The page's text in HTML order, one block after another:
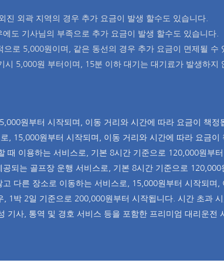
진 외곽 지역의 경우 추가 요금이 발생 할수도 있습니다.
도 기사님의 부족으로 추가 요금이 발생 할수도 있습니다.
로 5,000원이며, 같은 동선의 경우 추가 요금이 면제될 수
5,000원 부터이며, 15분 이하 대기는 대기료가 발생하지
원부터 시작되며, 이동 거리와 시간에 따라 요금이 책정
, 15,000원부터 시작되며, 이동 거리와 시간에 따라 요금이
때 이용하는 서비스로, 기본 8시간 기준으로 120,000원부터
되는 골프장 운행 서비스로, 기본 8시간 기준으로
다른 장소로 이동하는 서비스로, 15,000원부터 시작되며,
1박 2일 기준으로 200,000원부터 시작됩니다. 시간 초과
기사, 통역 및 경호 서비스 등을 포함한 프리미엄 대리운전